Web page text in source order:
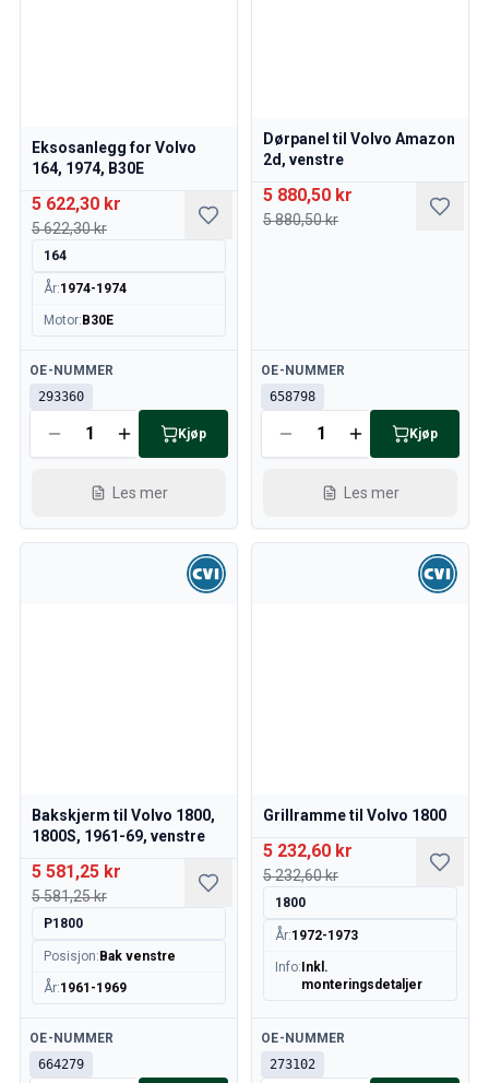
Eksosanlegg for Volvo
164, 1974, B30E
5 622,30 kr
5 622,30 kr
164
År:1974-1974
Motor: B30E
Tilgjengelig
OE-NUMMER
293360
Kjøp
Les mer
Dørpanel til Volvo Amazon
2d, venstre
5 880,50 kr
5 880,50 kr
Tilgjengelig
OE-NUMMER
658798
Kjøp
Les mer
Bakskjerm til Volvo 1800,
1800S, 1961-69, venstre
5 581,25 kr
5 581,25 kr
P1800
Posisjon: Bak venstre
År:1961-1969
Tilgjengelig
OE-NUMMER
664279
Grillramme til Volvo 1800
5 232,60 kr
5 232,60 kr
1800
År:1972-1973
Info: Inkl.
monteringsdetaljer
Tilgjengelig
OE-NUMMER
273102